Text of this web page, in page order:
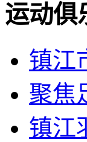
运动俱
镇江
聚焦
镇江